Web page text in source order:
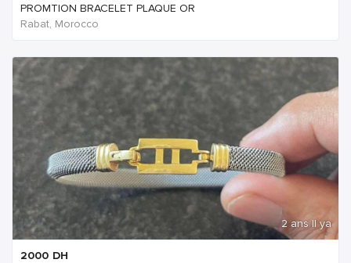
PROMTION BRACELET PLAQUE OR
Rabat, Morocco
2 ans Il ya
2000 DH